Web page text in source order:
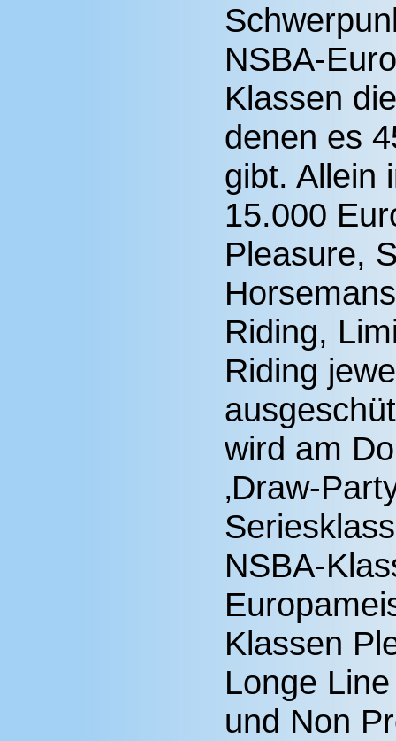
NSBA-
Klassen
denen es
gibt. Allein
15.000
Pleasure,
Riding,
Riding
wird am
‚Draw-
NSBA-
Klassen
Longe
und Non